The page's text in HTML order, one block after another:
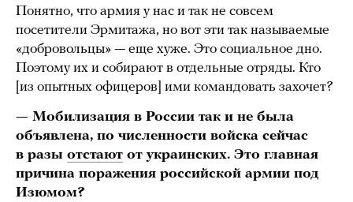
Понятно, что армия у нас и так не совсем
посетители Эрмитажа, но вот эти так называемые
«добровольцы» — еще хуже. Это социальное дно.
Поэтому их и собирают в отдельные отряды. Кто
[из опытных офицеров] ими командовать захочет?
— Мобилизация в России так и не была
объявлена, по численности войска сейчас
в разы отстают от украинских. Это главная
причина поражения российской армии под
Изюмом?